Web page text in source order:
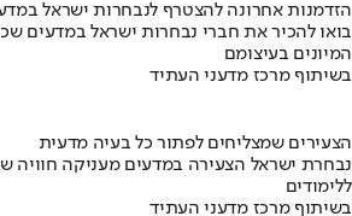
הזדמנות אחרונה להצטרף לנבחרות ישראל
בואו להכיר את חברי נבחרות ישראל במדעים
המיונים בעיצומם
בשיתוף מרכז מדעני העתיד
הצעירים שמצליחים לפתור כל בעיה מדעית
נבחרת ישראל הצעירה במדעים מעניקה חוויה
ללימודים
בשיתוף מרכז מדעני העתיד